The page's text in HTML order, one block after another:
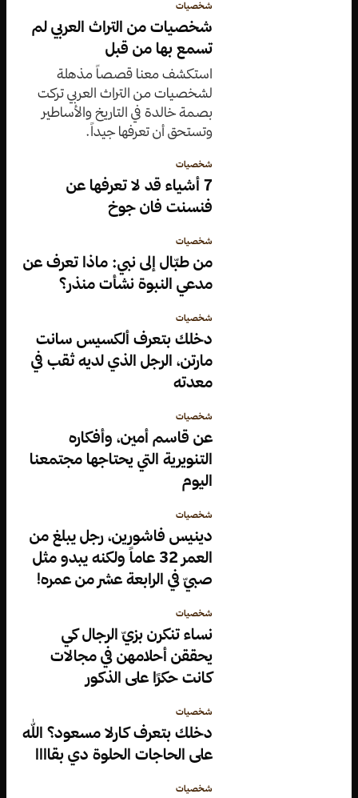
شخصيات
شخصيات من التراث العربي لم
تسمع بها من قبل
استكشف معنا قصصاً مذهلة
لشخصيات من التراث العربي تركت
بصمة خالدة في التاريخ والأساطير
وتستحق أن تعرفها جيداً.
شخصيات
7 أشياء قد لا تعرفها عن
فنسنت فان جوخ
شخصيات
من طبّال إلى نبي: ماذا تعرف عن
مدعي النبوة نشأت منذر؟
شخصيات
دخلك بتعرف ألكسيس سانت
مارتن، الرجل الذي لديه ثقب في
معدته
شخصيات
عن قاسم أمين، وأفكاره
التنويرية التي يحتاجها مجتمعنا
اليوم
شخصيات
دينيس فاشورين، رجل يبلغ من
العمر 32 عاماً ولكنه يبدو مثل
صبيّ في الرابعة عشر من عمره!
شخصيات
نساء تنكرن بزيّ الرجال كي
يحققن أحلامهن في مجالات
كانت حكرًا على الذكور
شخصيات
دخلك بتعرف كارلا مسعود؟ الله
على الحاجات الحلوة دي بقاااا
شخصيات